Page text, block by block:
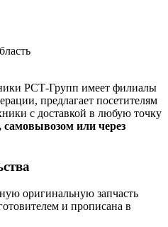
РСТ-Групп имеет филиалы
предлагает посетителям
с доставкой в любую точку
самовывозом или через
оригинальную запчасть
и прописана в